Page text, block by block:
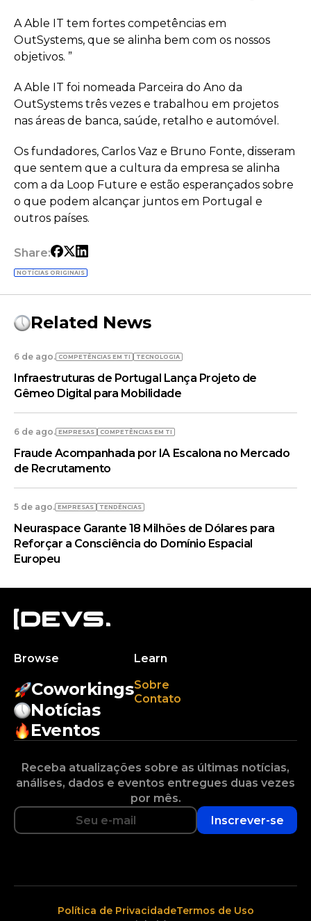
A Able IT tem fortes competências em
OutSystems, que se alinha bem com os nossos
objetivos. ”
A Able IT foi nomeada Parceira do Ano da
OutSystems três vezes e trabalhou em projetos
nas áreas de banca, saúde, retalho e automóvel.
Os fundadores, Carlos Vaz e Bruno Fonte, disseram
que sentem que a cultura da empresa se alinha
com a da Loop Future e estão esperançados sobre
o que podem alcançar juntos em Portugal e
outros países.
Share:
NOTÍCIAS ORIGINAIS
Related News
6 de ago. COMPETÊNCIAS EM TI TECNOLOGIA
Infraestruturas de Portugal Lança Projeto de
Gêmeo Digital para Mobilidade
6 de ago. EMPRESAS COMPETÊNCIAS EM TI
Fraude Acompanhada por IA Escalona no Mercado
de Recrutamento
5 de ago. EMPRESAS TENDÊNCIAS
Neuraspace Garante 18 Milhões de Dólares para
Reforçar a Consciência do Domínio Espacial
Europeu
Browse
Coworkings
Notícias
Eventos
Learn
Sobre
Contato
Receba atualizações sobre as últimas notícias,
análises, dados e eventos entregues duas vezes
por mês.
Inscrever-se
Política de PrivacidadeTermos de Uso